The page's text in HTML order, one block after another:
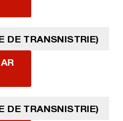
DE TRANSNISTRIE)
DE TRANSNISTRIE)